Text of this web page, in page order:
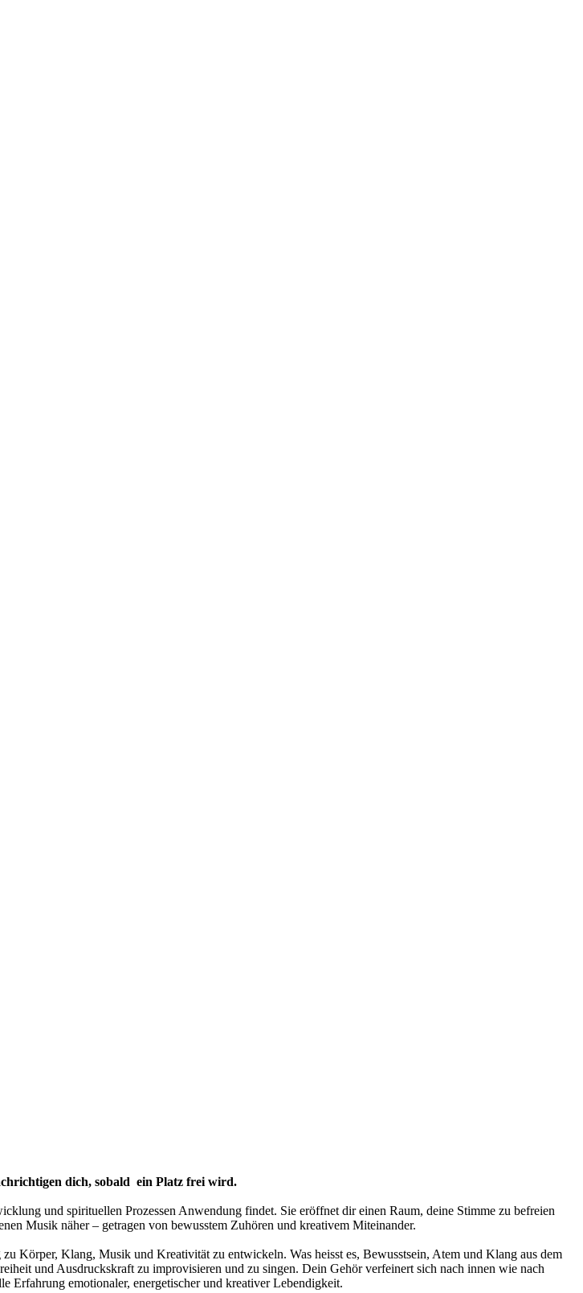
dich, sobald ein Platz frei wird.
und spirituellen Prozessen Anwendung findet. Sie eröffnet dir einen Raum, deine Stimme zu befreien
Musik näher – getragen von bewusstem Zuhören und kreativem Miteinander.
Körper, Klang, Musik und Kreativität zu entwickeln. Was heisst es, Bewusstsein, Atem und Klang aus dem
und Ausdruckskraft zu improvisieren und zu singen. Dein Gehör verfeinert sich nach innen wie nach
Erfahrung emotionaler, energetischer und kreativer Lebendigkeit.